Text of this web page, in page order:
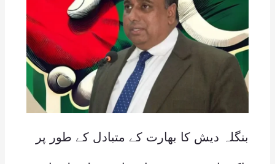
بنگلہ دیش کا بھارت کے متبادل کے طور پر